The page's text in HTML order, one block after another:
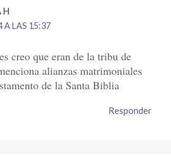
H
A LAS 15:37
creo que eran de la tribu de
alianzas matrimoniales
de la Santa Biblia
Responder